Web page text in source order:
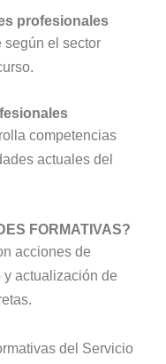
profesionales
según el sector
competencias
actuales del
FORMATIVAS?
acciones de
actualización de
del Servicio